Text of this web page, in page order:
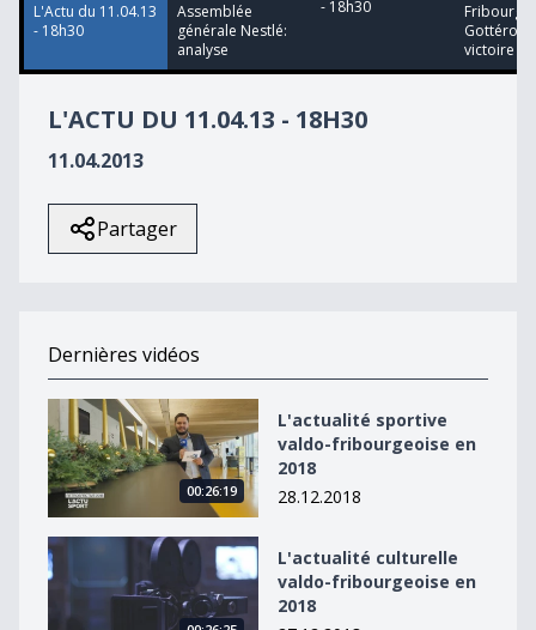
L'Actu du 11.04.13
- 18h30
Assemblée
générale Nestlé:
analyse
- 18h30
Fribourg
Gottéron:
victoire
L'ACTU DU 11.04.13 - 18H30
11.04.2013
Partager
Dernières vidéos
L&#039;actualité sportive valdo-fribourgeoise en 2018
00:26:19
L'actualité sportive
valdo-fribourgeoise en
2018
28.12.2018
L&#039;actualité culturelle valdo-fribourgeoise en
L'actualité culturelle
valdo-fribourgeoise en
2018